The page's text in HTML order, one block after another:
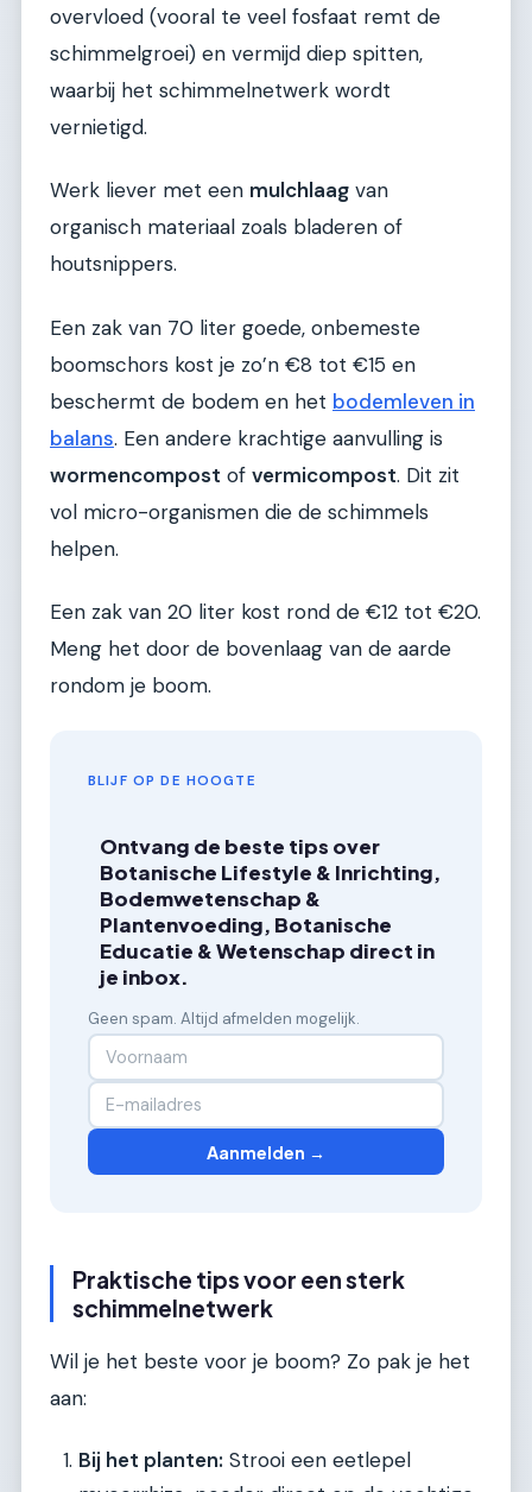
overvloed (vooral te veel fosfaat remt de
schimmelgroei) en vermijd diep spitten,
waarbij het schimmelnetwerk wordt
vernietigd.
Werk liever met een mulchlaag van
organisch materiaal zoals bladeren of
houtsnippers.
Een zak van 70 liter goede, onbemeste
boomschors kost je zo’n €8 tot €15 en
beschermt de bodem en het bodemleven in
balans. Een andere krachtige aanvulling is
wormencompost of vermicompost. Dit zit
vol micro-organismen die de schimmels
helpen.
Een zak van 20 liter kost rond de €12 tot €20.
Meng het door de bovenlaag van de aarde
rondom je boom.
BLIJF OP DE HOOGTE
Ontvang de beste tips over
Botanische Lifestyle & Inrichting,
Bodemwetenschap &
Plantenvoeding, Botanische
Educatie & Wetenschap direct in
je inbox.
Geen spam. Altijd afmelden mogelijk.
Aanmelden →
Praktische tips voor een sterk
schimmelnetwerk
Wil je het beste voor je boom? Zo pak je het
aan:
Bij het planten: Strooi een eetlepel